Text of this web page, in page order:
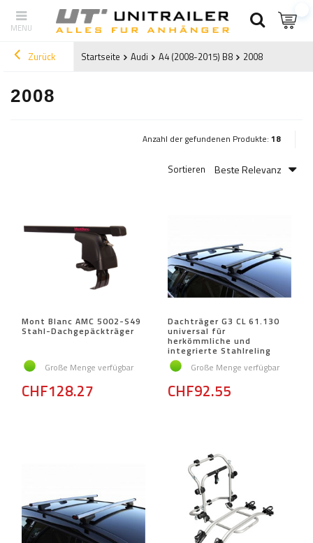
Zurück Startseite Audi A4 (2008-2015) B8 2008
2008
Anzahl der gefundenen Produkte: 18
Sortieren Beste Relevanz
Mont Blanc AMC 5002-S49
Stahl-Dachgepäckträger
Große Menge verfügbar
CHF128.27
Dachträger G3 CL 61.130
universal für
herkömmliche und
integrierte Stahlreling
Große Menge verfügbar
CHF92.55